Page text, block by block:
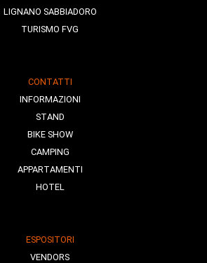
LIGNANO SABBIADORO
TURISMO FVG
CONTATTI
INFORMAZIONI
STAND
BIKE SHOW
CAMPING
APPARTAMENTI
HOTEL
ESPOSITORI
VENDORS